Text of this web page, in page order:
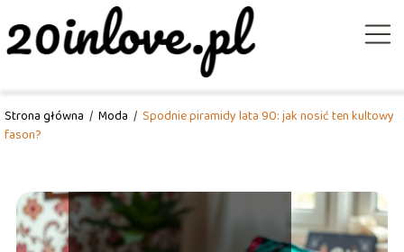
Strona główna / Moda / Spodnie piramidy lata 90: jak nosić ten kultowy
fason?